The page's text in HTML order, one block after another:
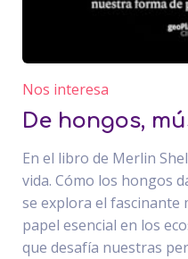
Nos interesa
De hongos,
En el libro de Merlin
vida. Cómo los hongos
se explora el fascinante
papel esencial en los
que desafía nuestras